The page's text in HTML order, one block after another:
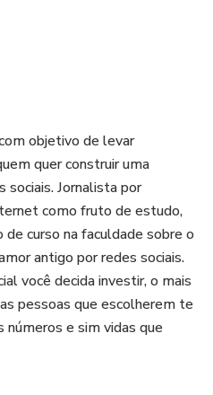
objetivo de levar
quer construir uma
sociais. Jornalista por
como fruto de estudo,
de curso na faculdade sobre o
antigo por redes sociais.
você decida investir, o mais
pessoas que escolherem te
números e sim vidas que